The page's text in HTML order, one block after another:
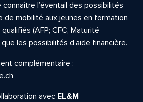
l’éventail des possibilités
de mobilité aux jeunes en formation
(AFP; CFC, Maturité
les possibilités d’aide financière.
complémentaire :
avec EL&M